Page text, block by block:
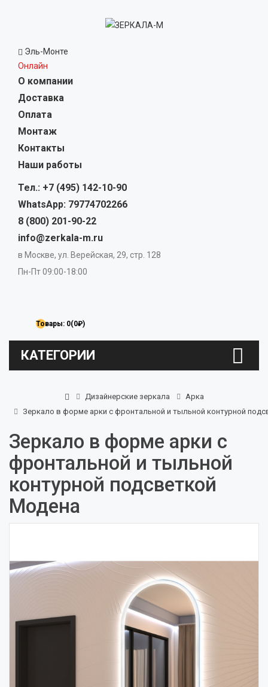
Эль-Монте
Онлайн
О компании
Доставка
Оплата
Монтаж
Контакты
Наши работы
Тел.: +7 (495) 142-10-90
WhatsApp: 79774702266
8 (800) 201-90-22
info@zerkala-m.ru
в Москве, ул. Верейская, 29, стр. 128
Пн-Пт 09:00-18:00
Товары: 0(0₽)
КАТЕГОРИИ
Дизайнерские зеркала
Арка
Зеркало в форме арки с фронтальной и тыльной контурной
Зеркало в форме арки с
фронтальной и тыльной
контурной подсветкой
Модена